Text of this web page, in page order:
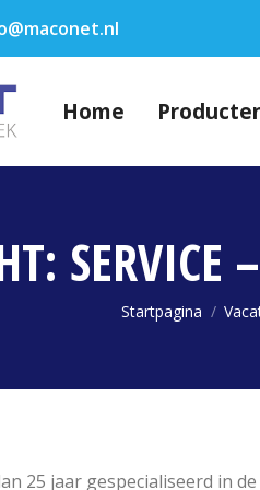
Home
Je bent hier:
Startpagina
25 jaar gespecialiseerd in